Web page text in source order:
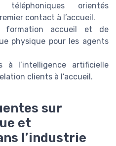
orientés
contact à l’accueil.
formation accueil et de
physique pour les agents
à l’intelligence artificielle
clients à l’accueil.
sur
et
l’industrie